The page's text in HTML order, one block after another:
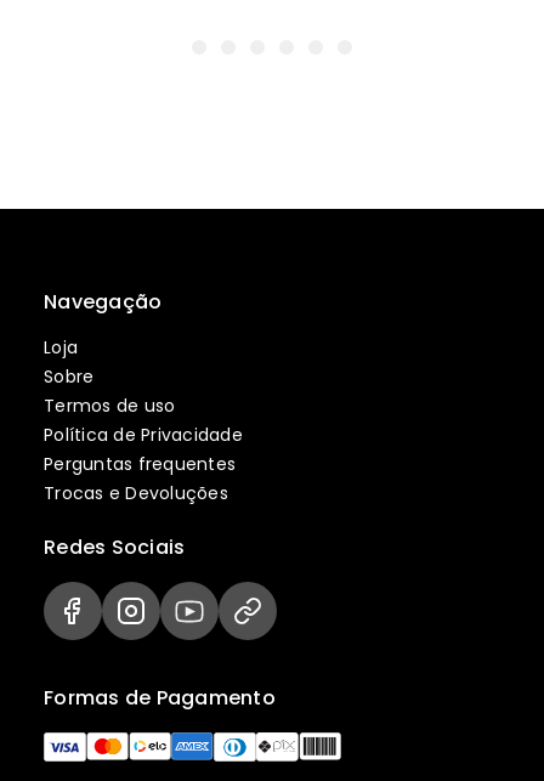
Navegação
Loja
Sobre
Termos de uso
Política de Privacidade
Perguntas frequentes
Trocas e Devoluções
Formas de Pagamento
Redes Sociais